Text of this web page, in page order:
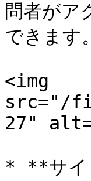
問者がア
できます。
<img
src="/
27"
* **サイ